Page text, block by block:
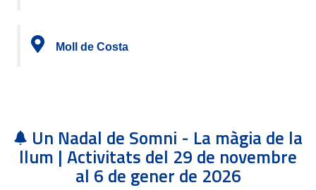
Moll de Costa
Un Nadal de Somni - La màgia de la
llum | Activitats del 29 de novembre
al 6 de gener de 2026